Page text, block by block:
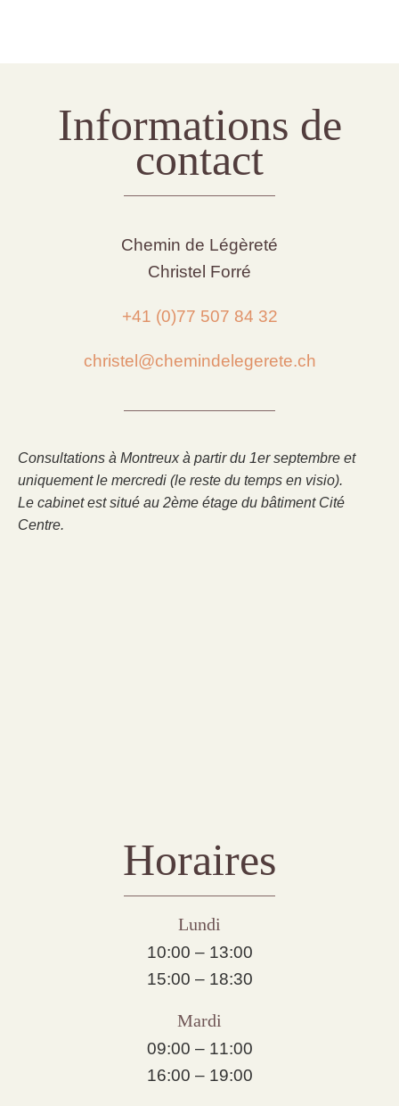
Informations de
contact
Chemin de Légèreté
Christel Forré
+41 (0)77 507 84 32
christel@chemindelegerete.ch
Consultations à Montreux à partir du 1er septembre et
uniquement le mercredi (le reste du temps en visio).
Le cabinet est situé au 2ème étage du bâtiment Cité
Centre.
Horaires
Lundi
10:00 – 13:00
15:00 – 18:30
Mardi
09:00 – 11:00
16:00 – 19:00